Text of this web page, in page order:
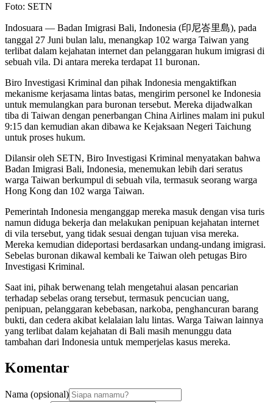
Foto: SETN
Indosuara — Badan Imigrasi Bali, Indonesia (印尼峇里島), pada
tanggal 27 Juni bulan lalu, menangkap 102 warga Taiwan yang
terlibat dalam kejahatan internet dan pelanggaran hukum imigrasi di
sebuah vila. Di antara mereka terdapat 11 buronan.
Biro Investigasi Kriminal dan pihak Indonesia mengaktifkan
mekanisme kerjasama lintas batas, mengirim personel ke Indonesia
untuk memulangkan para buronan tersebut. Mereka dijadwalkan
tiba di Taiwan dengan penerbangan China Airlines malam ini pukul
9:15 dan kemudian akan dibawa ke Kejaksaan Negeri Taichung
untuk proses hukum.
Dilansir oleh SETN, Biro Investigasi Kriminal menyatakan bahwa
Badan Imigrasi Bali, Indonesia, menemukan lebih dari seratus
warga Taiwan berkumpul di sebuah vila, termasuk seorang warga
Hong Kong dan 102 warga Taiwan.
Pemerintah Indonesia menganggap mereka masuk dengan visa turis
namun diduga bekerja dan melakukan penipuan kejahatan internet
di vila tersebut, yang tidak sesuai dengan tujuan visa mereka.
Mereka kemudian dideportasi berdasarkan undang-undang imigrasi.
Sebelas buronan dikawal kembali ke Taiwan oleh petugas Biro
Investigasi Kriminal.
Saat ini, pihak berwenang telah mengetahui alasan pencarian
terhadap sebelas orang tersebut, termasuk pencucian uang,
penipuan, pelanggaran kebebasan, narkoba, penghancuran barang
bukti, dan cedera akibat kelalaian lalu lintas. Warga Taiwan lainnya
yang terlibat dalam kejahatan di Bali masih menunggu data
tambahan dari Indonesia untuk memperjelas kasus mereka.
Komentar
Nama (opsional)